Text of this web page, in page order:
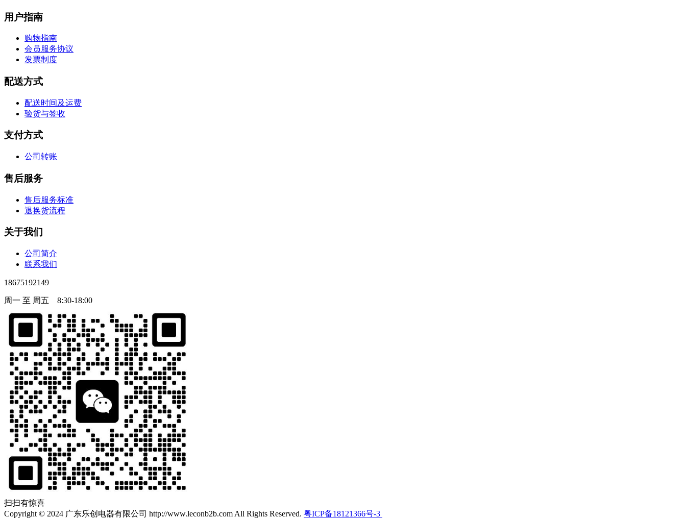
用户指南
购物指南
会员服务协议
发票制度
配送方式
配送时间及运费
验货与签收
支付方式
公司转账
售后服务
售后服务标准
退换货流程
关于我们
公司简介
联系我们
18675192149
周一 至 周五 8:30-18:00
扫扫有惊喜
Copyright © 2024 广东乐创电器有限公司 http://www.leconb2b.com All Rights Reserved. 粤ICP备18121366号-3